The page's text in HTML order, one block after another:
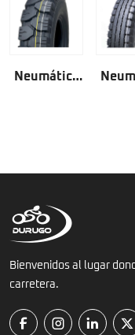
Neumático
Bienvenidos al lugar
carretera.